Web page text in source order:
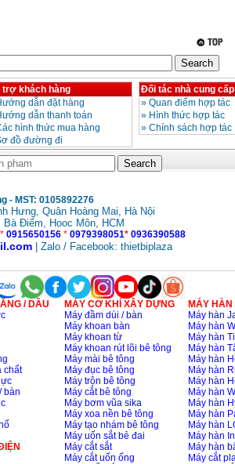
trợ khách hàng
dẫn đặt hàng
dẫn thanh toán
hình thức mua hàng
đồ đường đi
Đối tác nhà cung cấp
» Quan điểm hợp tác
» Hình thức hợp tác
» Chính sách hợp tác
- MST: 0105892276
Hưng, Quân Hoàng Mai, Hà Nội
Bà Điểm, Hooc Môn, HCM
* 0915650156* 0979398051* 0936390588
| Zalo / Facebook: thietbiplaza
/ DẦU
chất
bàn
MÁY CƠ KHÍ XÂY DỰNG
Máy đầm dùi / bàn
Máy khoan bàn
Máy khoan từ
Máy khoan rút lõi bê tông
Máy mài bê tông
Máy đục bê tông
Máy trộn bê tông
Máy cắt bê tông
Máy bơm vũa sika
Máy xoa nền bê tông
Máy tạo nhám bê tông
Máy uốn sắt bẻ đai
Máy cắt sắt
Máy cắt uốn ống
MÁY HÀN
Máy hàn
Máy hàn
Máy hàn
Máy hàn
Máy hàn
Máy hàn
Máy hàn
Máy hàn
Máy hàn
Máy hàn
Máy hàn
Máy hàn
Máy hàn
Máy cắt